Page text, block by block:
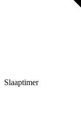
Slaaptimer